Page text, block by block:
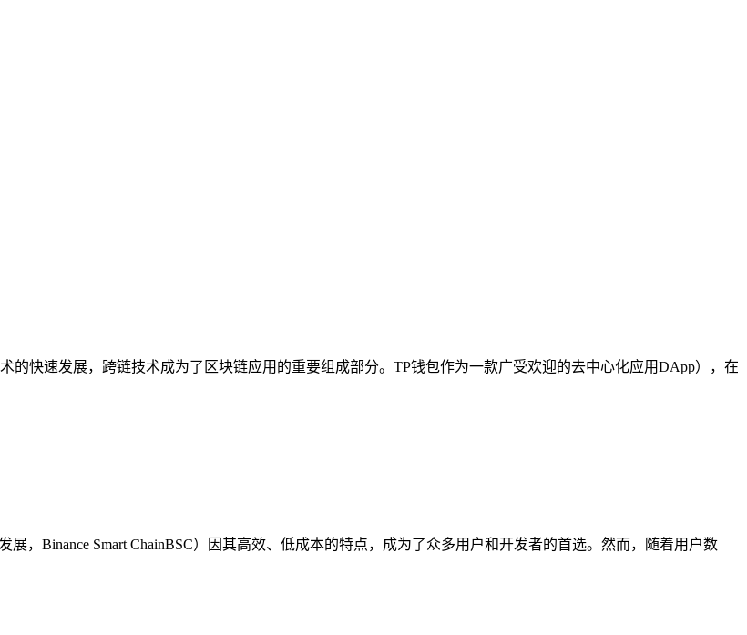
的快速发展，跨链技术成为了区块链应用的重要组成部分。TP钱包作为一款广受欢迎的去中心化应用DApp），在
，Binance Smart ChainBSC）因其高效、低成本的特点，成为了众多用户和开发者的首选。然而，随着用户数